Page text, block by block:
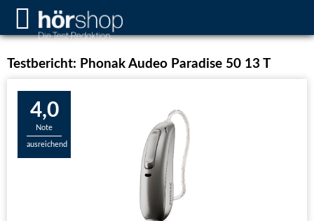
Testbericht: Phonak Audeo Paradise 50 13 T
4,0
Note
ausreichend